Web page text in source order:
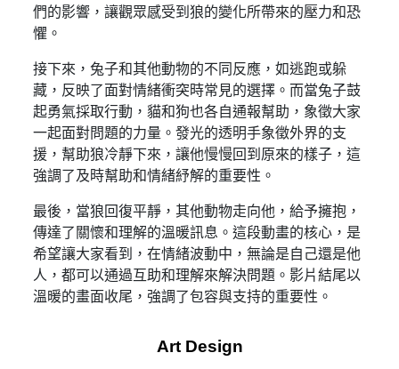
們的影響，讓觀眾感受到狼的變化所帶來的壓力和恐
懼。
接下來，兔子和其他動物的不同反應，如逃跑或躲
藏，反映了面對情緒衝突時常見的選擇。而當兔子鼓
起勇氣採取行動，貓和狗也各自通報幫助，象徵大家
一起面對問題的力量。發光的透明手象徵外界的支
援，幫助狼冷靜下來，讓他慢慢回到原來的樣子，這
強調了及時幫助和情緒紓解的重要性。
最後，當狼回復平靜，其他動物走向他，給予擁抱，
傳達了關懷和理解的溫暖訊息。這段動畫的核心，是
希望讓大家看到，在情緒波動中，無論是自己還是他
人，都可以通過互助和理解來解決問題。影片結尾以
溫暖的畫面收尾，強調了包容與支持的重要性。
Art Design